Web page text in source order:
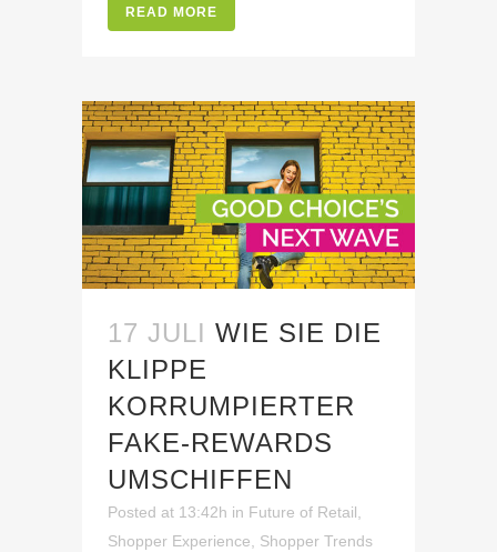
READ MORE
17 JULI WIE SIE DIE
KLIPPE
KORRUMPIERTER
FAKE-REWARDS
UMSCHIFFEN
Posted at 13:42h in Future of Retail
Shopper Experience
Shopper Trends